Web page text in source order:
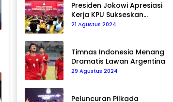
Presiden Jokowi Apresiasi
Kerja KPU Sukseskan
Pemilu 2024
21 Agustus 2024
Timnas Indonesia Menang
Dramatis Lawan Argentina
29 Agustus 2024
Peluncuran Pilkada